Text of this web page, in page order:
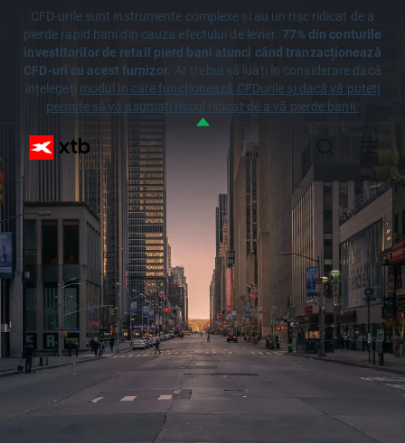
CFD-urile sunt instrumente complexe și au un risc ridicat de a
pierde rapid bani din cauza efectului de levier. 77% din conturile
investitorilor de retail pierd bani atunci când tranzacționează
CFD-uri cu acest furnizor. Ar trebui să luați în considerare dacă
înțelegeți modul în care funcționează CFDurile și dacă vă puteți
permite să vă asumați riscul ridicat de a vă pierde banii.